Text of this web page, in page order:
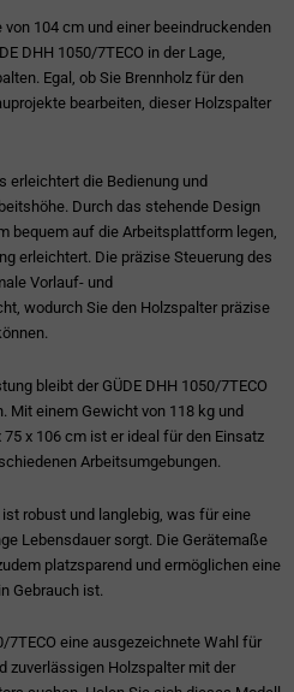
104 cm und einer beeindruckenden
DHH 1050/7TECO in der Lage,
Egal, ob Sie Brennholz für den
bearbeiten, dieser Holzspalter
erleichtert die Bedienung und
Durch das stehende Design
bequem auf die Arbeitsplattform legen,
erleichtert. Die präzise Steuerung des
Vorlauf- und
wodurch Sie den Holzspalter präzise
bleibt der GÜDE DHH 1050/7TECO
Mit einem Gewicht von 118 kg und
x 106 cm ist er ideal für den Einsatz
Arbeitsumgebungen.
robust und langlebig, was für eine
Lebensdauer sorgt. Die Gerätemaße
platzsparend und ermöglichen eine
Gebrauch ist.
7TECO eine ausgezeichnete Wahl für
zuverlässigen Holzspalter mit der